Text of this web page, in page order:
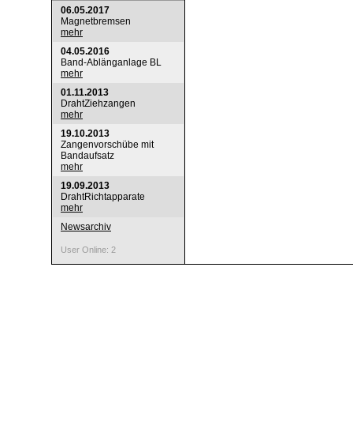
06.05.2017
Magnetbremsen
mehr
04.05.2016
Band-Ablänganlage BL
mehr
01.11.2013
DrahtZiehzangen
mehr
19.10.2013
Zangenvorschübe mit
Bandaufsatz
mehr
19.09.2013
DrahtRichtapparate
mehr
Newsarchiv
User Online: 2